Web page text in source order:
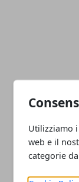
Utilizziamo
web e il
categorie
sul gioco
10/12/2018